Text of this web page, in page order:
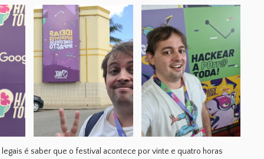
legais é saber que o festival acontece por vinte e quatro horas